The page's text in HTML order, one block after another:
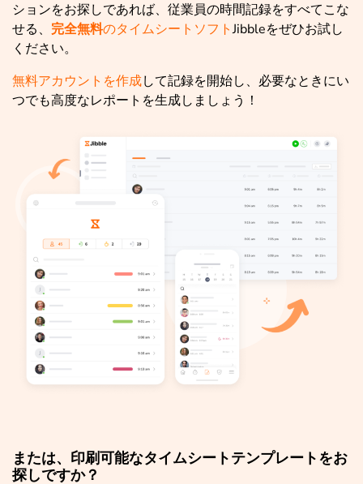
ションをお探しであれば、従業員の時間記録をすべてこな
せる、 完全無料のタイムシートソフトJibbleをぜひお試し
ください。
無料アカウントを作成して記録を開始し、必要なときにい
つでも高度なレポートを生成しましょう！
または、印刷可能なタイムシートテンプレートをお
探しですか？